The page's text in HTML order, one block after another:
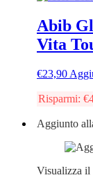
Abib
Vita
€23,90
Risparmi: €
Aggiunto
Visualizza il